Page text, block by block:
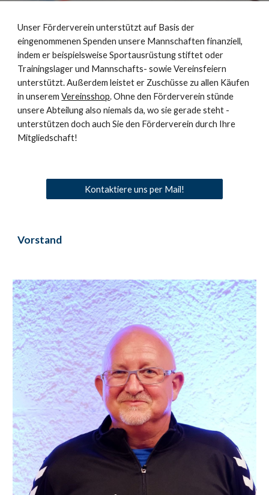
Unser Förderverein unterstützt auf Basis der
eingenommenen Spenden unsere Mannschaften finanziell,
indem er beispielsweise Sportausrüstung stiftet oder
Trainingslager und Mannschafts- sowie Vereinsfeiern
unterstützt. Außerdem leistet er Zuschüsse zu allen Käufen
in unserem Vereinsshop. Ohne den Förderverein stünde
unsere Abteilung also niemals da, wo sie gerade steht -
unterstützen doch auch Sie den Förderverein durch Ihre
Mitgliedschaft!
Kontaktiere uns per Mail!
Vorstand